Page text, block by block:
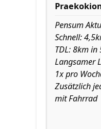
Pensum
Schnell:
TDL: 8km in
Langsamer
1x pro
Zusätzlich
mit Fahrrad